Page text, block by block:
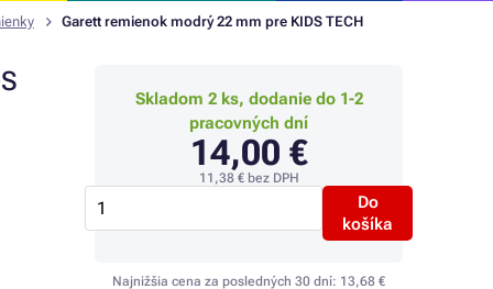
Garett remienok modrý 22 mm pre KIDS TECH
Skladom 2 ks, dodanie do 1-2
pracovných dní
14,00 €
11,38 €bez DPH
Do
košíka
Najnižšia cena za posledných 30 dní: 13,68 €